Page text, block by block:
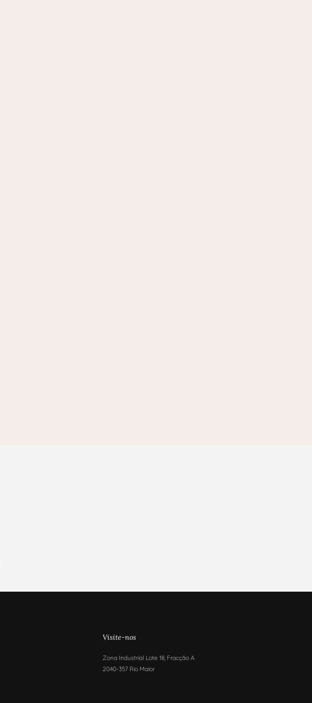
Visite-nos
Zona Industrial Lote 18, Fracção A
2040-357 Rio Maior